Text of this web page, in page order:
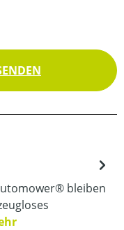
bleiben